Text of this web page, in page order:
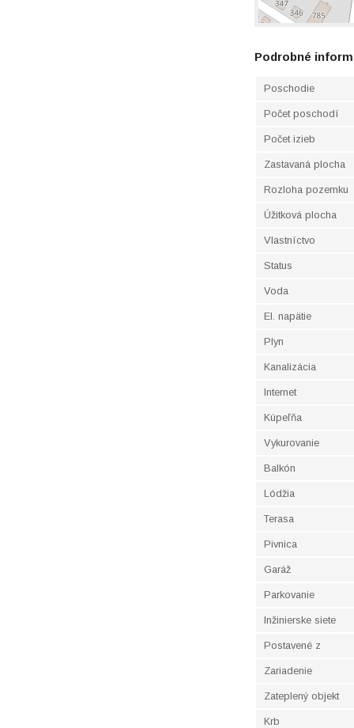
Podrobné
Poschodie
Počet poschodí
Počet izieb
Zastavaná plocha
Rozloha pozemku
Úžitková plocha
Vlastníctvo
Status
Voda
El. napätie
Plyn
Kanalizácia
Internet
Kúpeľňa
Vykurovanie
Balkón
Lódžia
Terasa
Pivnica
Garáž
Parkovanie
Inžinierske siete
Postavené z
Zariadenie
Zateplený objekt
Krb